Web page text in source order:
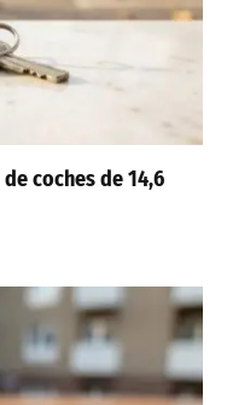
coches de 14,6